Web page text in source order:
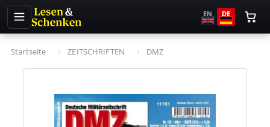
EN DE
Startseite ZEITSCHRIFTEN DMZ